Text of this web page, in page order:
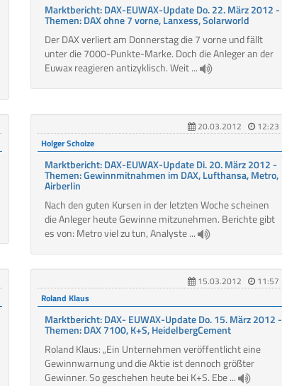
Marktbericht: DAX-EUWAX-Update Do. 22. März 2012 -
Themen: DAX ohne 7 vorne, Lanxess, Solarworld
Der DAX verliert am Donnerstag die 7 vorne und fällt
unter die 7000-Punkte-Marke. Doch die Anleger an der
Euwax reagieren antizyklisch. Weit ...
20.03.2012
12:23
Holger Scholze
Marktbericht: DAX-EUWAX-Update Di. 20. März 2012 -
Themen: Gewinnmitnahmen im DAX, Lufthansa, Metro,
Airberlin
Nach den guten Kursen in der letzten Woche scheinen
die Anleger heute Gewinne mitzunehmen. Berichte gibt
es von: Metro viel zu tun, Analyste ...
15.03.2012
11:57
Roland Klaus
Marktbericht: DAX- EUWAX-Update Do. 15. März 2012 -
Themen: DAX 7100, K+S, HeidelbergCement
Roland Klaus: „Ein Unternehmen veröffentlicht eine
Gewinnwarnung und die Aktie ist dennoch größter
Gewinner. So geschehen heute bei K+S. Ebe ...